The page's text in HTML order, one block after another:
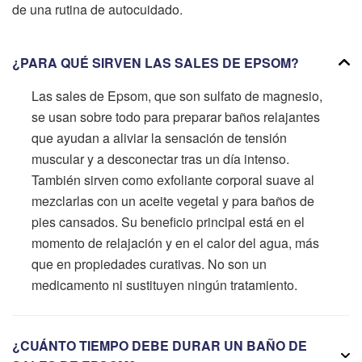
de una rutina de autocuidado.
¿PARA QUÉ SIRVEN LAS SALES DE EPSOM?
Las sales de Epsom, que son sulfato de magnesio,
se usan sobre todo para preparar baños relajantes
que ayudan a aliviar la sensación de tensión
muscular y a desconectar tras un día intenso.
También sirven como exfoliante corporal suave al
mezclarlas con un aceite vegetal y para baños de
pies cansados. Su beneficio principal está en el
momento de relajación y en el calor del agua, más
que en propiedades curativas. No son un
medicamento ni sustituyen ningún tratamiento.
¿CUÁNTO TIEMPO DEBE DURAR UN BAÑO DE